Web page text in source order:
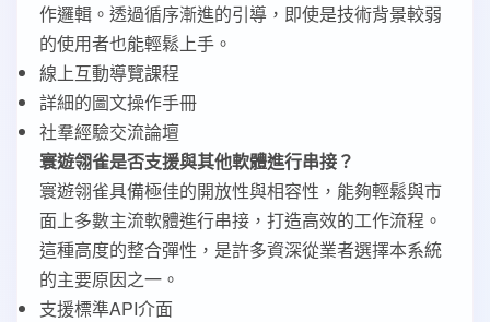
作邏輯。透過循序漸進的引導，即使是技術背景較弱
的使用者也能輕鬆上手。
線上互動導覽課程
詳細的圖文操作手冊
社羣經驗交流論壇
寰遊翎雀是否支援與其他軟體進行串接？
寰遊翎雀具備極佳的開放性與相容性，能夠輕鬆與市
面上多數主流軟體進行串接，打造高效的工作流程。
這種高度的整合彈性，是許多資深從業者選擇本系統
的主要原因之一。
支援標準API介面